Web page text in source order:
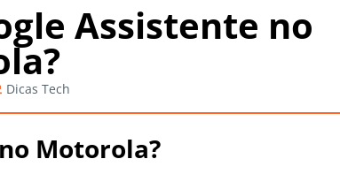
Assistente no
Dicas Tech
Motorola?